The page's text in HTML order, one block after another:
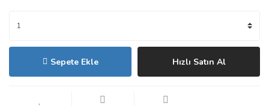
Sepete Ekle Hızlı Satın Al